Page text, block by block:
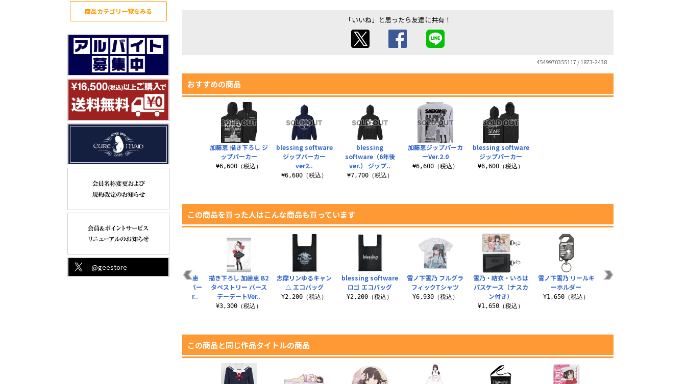
商品カテゴリ一覧をみる
@geestore
「いいね」と思ったら友達に共有！
4549970355117 / 1873-2438
おすすめの商品
blessing
software（6年後
ver.） ジップ..
¥7,700（税込）
加藤恵ジップパーカ
ーVer.2.0
¥6,600（税込）
blessing software
ジップパーカー
¥6,600（税込）
加藤恵 描き下ろし ジ
ップパーカー
¥6,600（税込）
blessing software
ジップパーカー
ver2..
¥6,600（税込）
この商品を買った人はこんな商品も買っています
blessing software
ロゴ エコバッグ
¥2,200（税込）
雪ノ下雪乃 フルグラ
フィックTシャツ
¥6,930（税込）
雪乃・結衣・いろは
パスケース（ナスカ
ン付き）
¥1,650（税込）
雪ノ下雪乃 リールキ
ーホルダー
¥1,650（税込）
雪乃 Tシャツ
劇場版 加藤恵 フルカ
★限定★描き下ろし
描き下ろし 加藤恵
65mm缶バッジ バー
スデーデートVer..
描き下ろし 加藤恵 B2
タペストリー バース
デーデートVer..
¥3,300（税込）
志摩リンゆるキャン
△ エコバッグ
¥2,200（税込）
この商品と同じ作品タイトルの商品